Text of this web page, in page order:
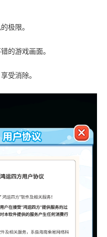
极限。
的游戏画面。
受消除。